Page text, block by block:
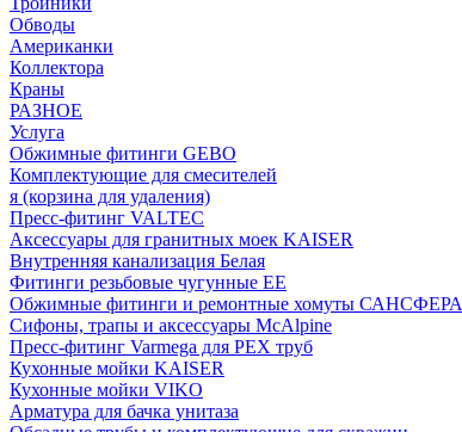
Обводы
Американки
Коллектора
Краны
РАЗНОЕ
Услуга
Обжимные фитинги GEBO
Комплектующие для смесителей
я (корзина для удаления)
Пресс-фитинг VALTEC
Аксессуары для гранитных моек KAISER
Внутренняя канализация Белая
Фитинги резьбовые чугунные EE
Обжимные фитинги и ремонтные хомуты САНСФЕРА
Сифоны, трапы и аксессуары McAlpine
Пресс-фитинг Varmega для PEX труб
Кухонные мойки KAISER
Кухонные мойки VIKO
Арматура для бачка унитаза